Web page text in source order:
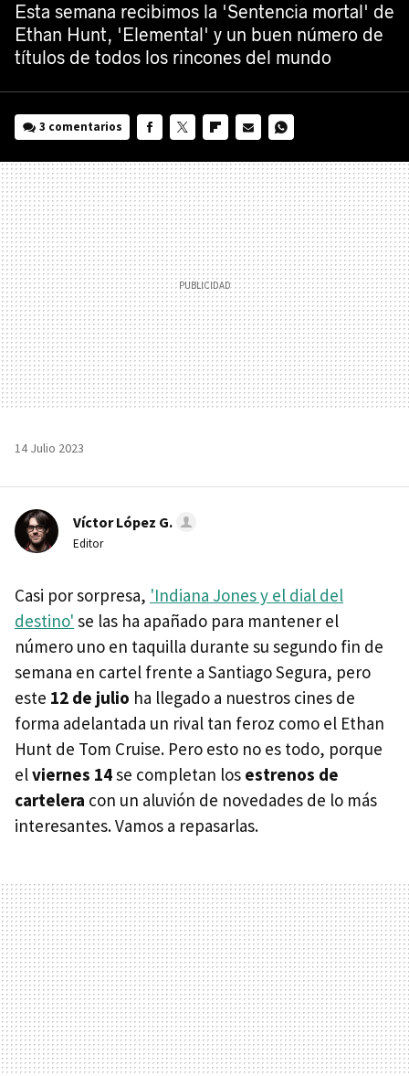
Esta semana recibimos la 'Sentencia mortal' de
Ethan Hunt, 'Elemental' y un buen número de
títulos de todos los rincones del mundo
3 comentarios
MAIL
14 Julio 2023
Víctor López G.
Editor
Casi por sorpresa, 'Indiana Jones y el dial del
destino' se las ha apañado para mantener el
número uno en taquilla durante su segundo fin de
semana en cartel frente a Santiago Segura, pero
este 12 de julio ha llegado a nuestros cines de
forma adelantada un rival tan feroz como el Ethan
Hunt de Tom Cruise. Pero esto no es todo, porque
elviernes 14se completan los estrenos de
cartelera con un aluvión de novedades de lo más
interesantes. Vamos a repasarlas.